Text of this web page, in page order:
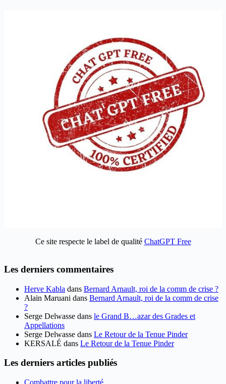
Ce site respecte le label de qualité ChatGPT Free
Les derniers commentaires
Herve Kabla dans Bernard Arnault, roi de la comm de crise ?
Alain Maruani dans Bernard Arnault, roi de la comm de crise
?
Serge Delwasse dans le Grand B…azar des Grades et
Appellations
Serge Delwasse dans Le Retour de la Tenue Pinder
KERSALÉ dans Le Retour de la Tenue Pinder
Les derniers articles publiés